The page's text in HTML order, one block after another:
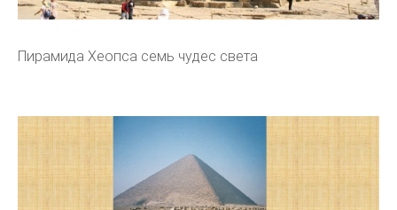
Пирамида Хеопса семь чудес света